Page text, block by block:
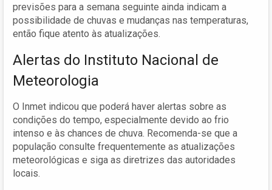
previsões para a semana seguinte ainda indicam a
possibilidade de chuvas e mudanças nas temperaturas,
então fique atento às atualizações.
Alertas do Instituto Nacional de
Meteorologia
O Inmet indicou que poderá haver alertas sobre as
condições do tempo, especialmente devido ao frio
intenso e às chances de chuva. Recomenda-se que a
população consulte frequentemente as atualizações
meteorológicas e siga as diretrizes das autoridades
locais.